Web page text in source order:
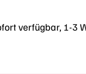
verfügbar, 1-3